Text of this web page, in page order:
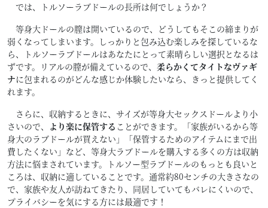
では、トルソーラブドールの長所は何でしょうか？
等身大ドールの膣は開いているので、どうしてもそこの締まりが
弱くなってしまいます。しっかりと包み込む楽しみを探しているな
ら、トルソーラブドールはあなたにとって素晴らしい選択となるは
ずです。リアルの膣が備えているので、 柔らかくてタイトなヴァギ
ナに包まれるのがどんな感じか体験したいなら、きっと提供してく
れます。
さらに、収納するときに、サイズが等身大セックスドールより小
さいので、 より楽に保管する ことができます。「家族がいるから等
身大のラブドールが買えない」「保管するためのアイテムにまで出
費したくない」など、等身大ラブドールを購入する多くの方は収納
方法に悩まされています。トルソー型ラブドールのもっとも良いと
ころは、収納に適していることです。通常約80センチの大きさなの
で、家族や友人が訪ねてきたり、同居していてもバレにくいので、
プライバシーを気にする方には最適です！